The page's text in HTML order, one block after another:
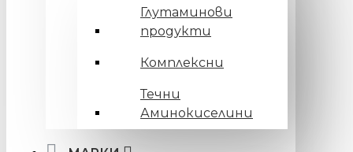
Глутаминови
продукти
Комплексни
Течни
Аминокиселини